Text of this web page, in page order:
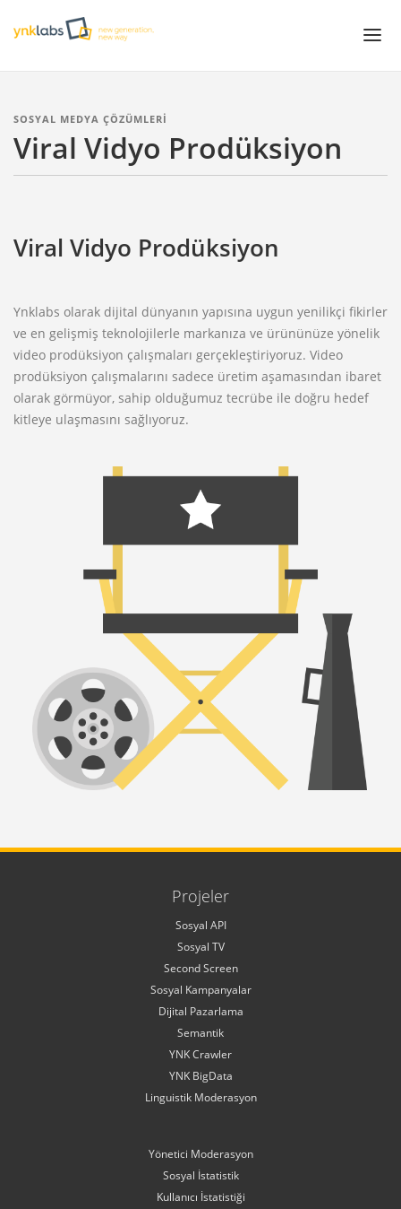
Çözümler
SOSYAL MEDYA ÇÖZÜMLERİ
Viral Vidyo Prodüksiyon
Viral Vidyo Prodüksiyon
Ynklabs olarak dijital dünyanın yapısına uygun yenilikçi fikirler
ve en gelişmiş teknolojilerle markanıza ve ürününüze yönelik
video prodüksiyon çalışmaları gerçekleştiriyoruz. Video
prodüksiyon çalışmalarını sadece üretim aşamasından ibaret
olarak görmüyor, sahip olduğumuz tecrübe ile doğru hedef
kitleye ulaşmasını sağlıyoruz.
Projeler
Sosyal API
Sosyal TV
Second Screen
Sosyal Kampanyalar
Dijital Pazarlama
Semantik
YNK Crawler
YNK BigData
Linguistik Moderasyon
Yönetici Moderasyon
Sosyal İstatistik
Kullanıcı İstatistiği